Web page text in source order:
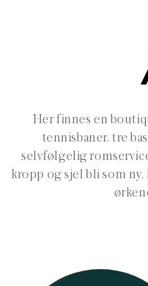
Her finnes en
tennisbaner, tre
selvfølgelig
kropp og sjel bli som